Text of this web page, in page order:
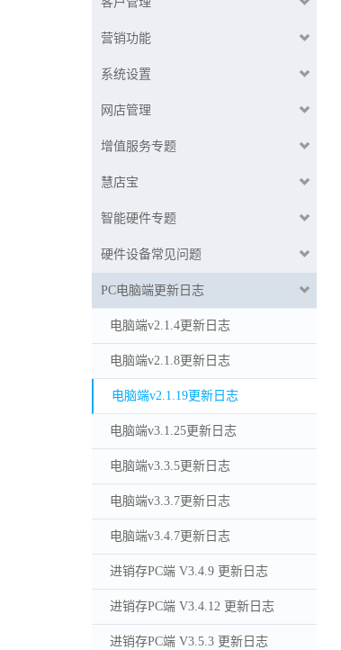
营销功能
系统设置
网店管理
增值服务专题
慧店宝
智能硬件专题
硬件设备常见问题
PC电脑端更新日志
电脑端v2.1.4更新日志
电脑端v2.1.8更新日志
电脑端v2.1.19更新日志
电脑端v3.1.25更新日志
电脑端v3.3.5更新日志
电脑端v3.3.7更新日志
电脑端v3.4.7更新日志
进销存PC端 V3.4.9 更新日志
进销存PC端 V3.4.12 更新日志
进销存PC端 V3.5.3 更新日志